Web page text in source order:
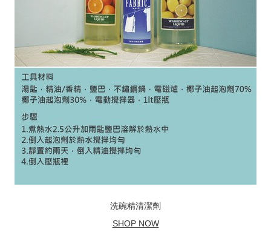
洗碗精清潔劑
SHOP NOW